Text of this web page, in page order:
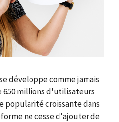
développe comme jamais
650 millions d'utilisateurs
popularité croissante dans
ne cesse d'ajouter de